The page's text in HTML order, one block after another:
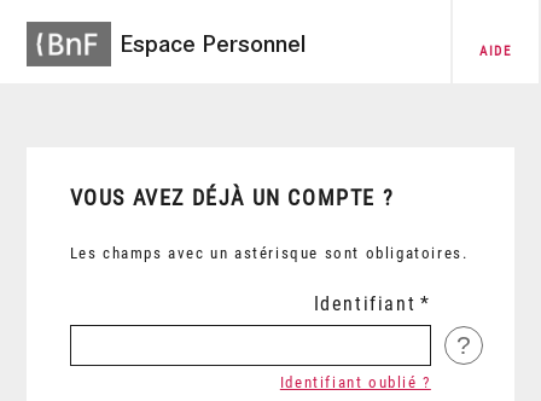
Espace Personnel AIDE
VOUS AVEZ DÉJÀ UN COMPTE ?
Les champs avec un astérisque sont obligatoires.
Identifiant
?
Identifiant oublié ?